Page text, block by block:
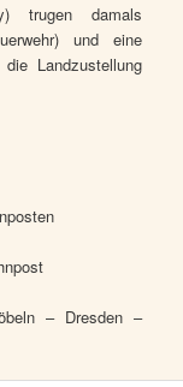
trugen damals
und eine
Landzustellung
– Dresden –